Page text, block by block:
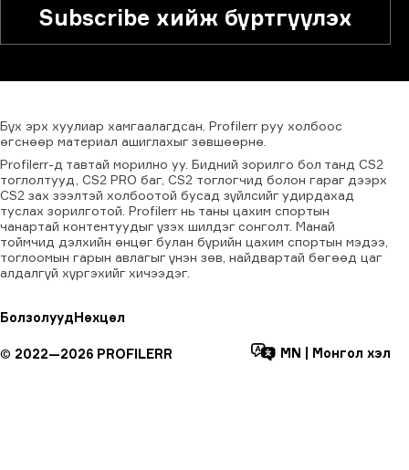
Subscribe хийж бүртгүүлэх
Бүх эрх хуулиар хамгаалагдсан. Profilerr руу холбоос
өгснөөр материал ашиглахыг зөвшөөрнө.
Profilerr-д тавтай морилно уу. Бидний зорилго бол танд CS2
тоглолтууд, CS2 PRO баг, CS2 тоглогчид болон гараг дээрх
CS2 зах зээлтэй холбоотой бусад зүйлсийг удирдахад
туслах зорилготой. Profilerr нь таны цахим спортын
чанартай контентуудыг үзэх шилдэг сонголт. Манай
тоймчид дэлхийн өнцөг булан бүрийн цахим спортын мэдээ,
тоглоомын гарын авлагыг үнэн зөв, найдвартай бөгөөд цаг
алдалгүй хүргэхийг хичээдэг.
БолзолуудНөхцөл
© 2022—2026 PROFILERR MN Монгол хэл